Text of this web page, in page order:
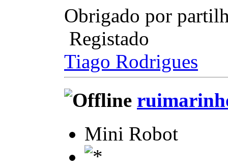
Obrigado por
Registado
Tiago Rodrigues
Mini Robot